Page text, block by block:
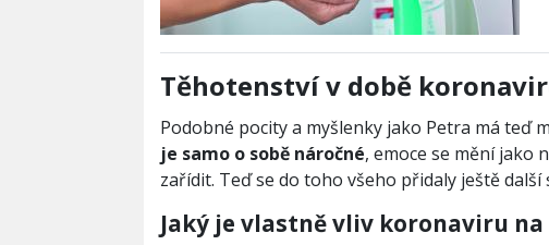
Těhotenství v době
Podobné pocity a myšlenky jako Petra má teď
je samo o sobě náročné, emoce se mění jako
zařídit. Teď se do toho všeho přidaly ještě další
Jaký je vlastně vliv koronaviru